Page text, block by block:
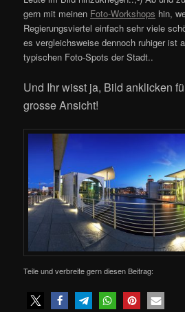
gern mit meinen Foto-Workshops hin,
Regierungsviertel einfach sehr viele
es vergleichsweise dennoch ruhiger ist
typischen Foto-Spots der Stadt..
Und Ihr wisst ja, Bild anklicken
grosse Ansicht!
Teile und verbreite gern diesen Beitrag: